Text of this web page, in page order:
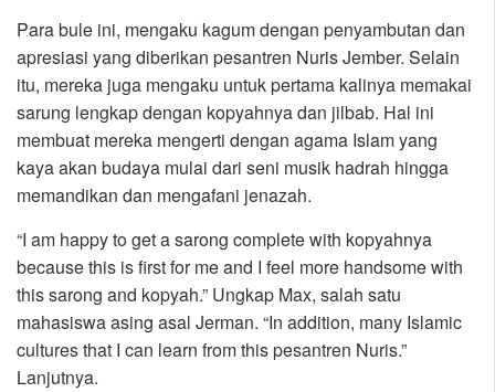
Para bule ini, mengaku kagum dengan penyambutan dan
apresiasi yang diberikan pesantren Nuris Jember. Selain
itu, mereka juga mengaku untuk pertama kalinya memakai
sarung lengkap dengan kopyahnya dan jilbab. Hal ini
membuat mereka mengerti dengan agama Islam yang
kaya akan budaya mulai dari seni musik hadrah hingga
memandikan dan mengafani jenazah.
“I am happy to get a sarong complete with kopyahnya
because this is first for me and I feel more handsome with
this sarong and kopyah.” Ungkap Max, salah satu
mahasiswa asing asal Jerman. “In addition, many Islamic
cultures that I can learn from this pesantren Nuris.”
Lanjutnya.